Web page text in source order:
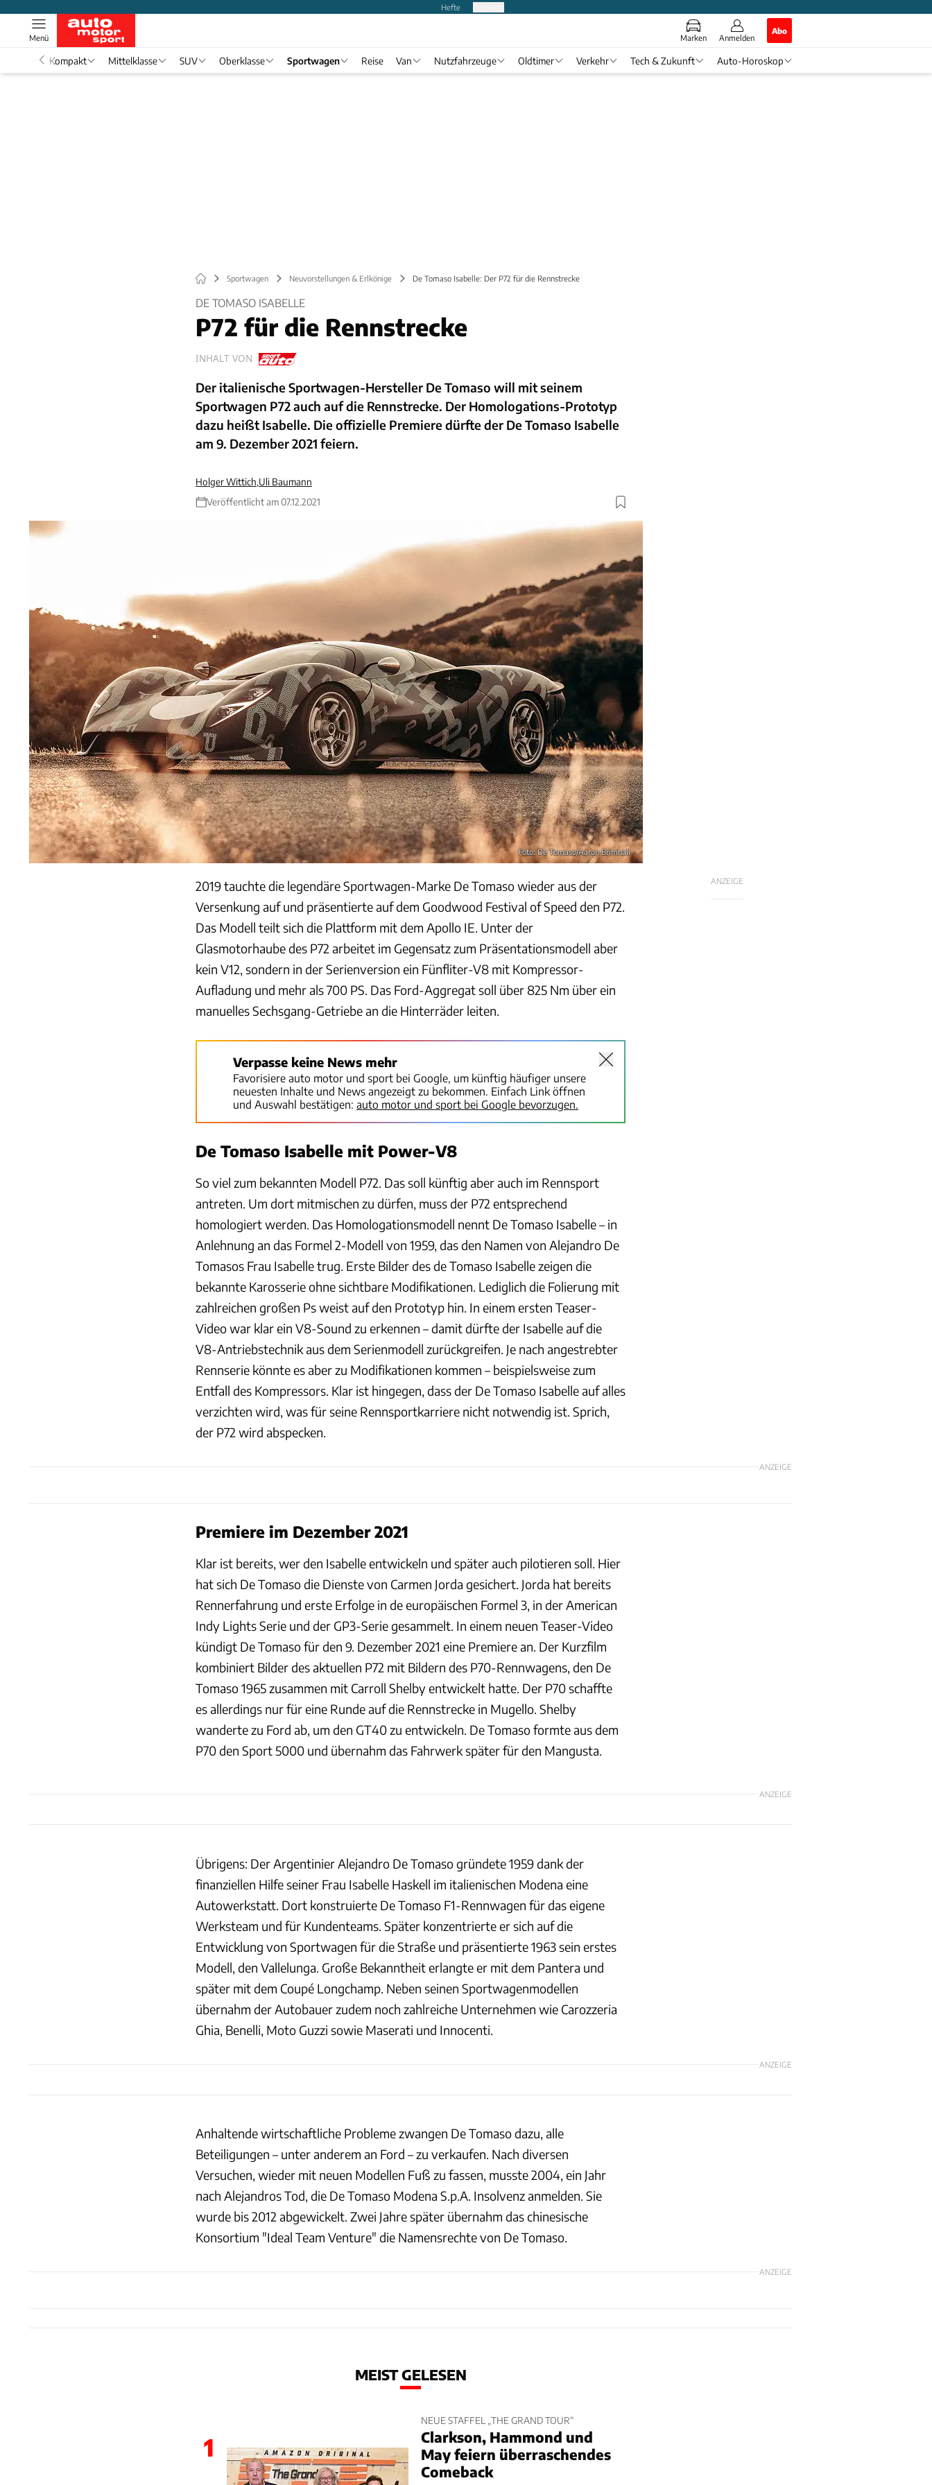
Hefte
Marken Anmelden
Abo
Menü
Kompakt Mittelklasse SUV Oberklasse Sportwagen Reise Van Nutzfahrzeuge Oldtimer Verkehr Tech & Zukunft Auto-Horoskop
Sportwagen Neuvorstellungen & Erlkönige De Tomaso Isabelle: Der P72 für die Rennstrecke
DE TOMASO ISABELLE
P72 für die Rennstrecke
INHALT VON
Der italienische Sportwagen-Hersteller De Tomaso will mit seinem
Sportwagen P72 auch auf die Rennstrecke. Der Homologations-Prototyp
dazu heißt Isabelle. Die offizielle Premiere dürfte der De Tomaso Isabelle
am 9. Dezember 2021 feiern.
Holger Wittich,Uli Baumann
Veröffentlicht am 07.12.2021
Foto: De Tomaso/Aaron Brimhall
ANZEIGE
2019 tauchte die legendäre Sportwagen-Marke De Tomaso wieder aus der
Versenkung auf und präsentierte auf dem Goodwood Festival of Speed den P72.
Das Modell teilt sich die Plattform mit dem Apollo IE. Unter der
Glasmotorhaube des P72 arbeitet im Gegensatz zum Präsentationsmodell aber
kein V12, sondern in der Serienversion ein Fünfliter-V8 mit Kompressor-
Aufladung und mehr als 700 PS. Das Ford-Aggregat soll über 825 Nm über ein
manuelles Sechsgang-Getriebe an die Hinterräder leiten.
Verpasse keine News mehr
Favorisiere auto motor und sport bei Google, um künftig häufiger unsere
neuesten Inhalte und News angezeigt zu bekommen. Einfach Link öffnen
und Auswahl bestätigen: auto motor und sport bei Google bevorzugen.
De Tomaso Isabelle mit Power-V8
So viel zum bekannten Modell P72. Das soll künftig aber auch im Rennsport
antreten. Um dort mitmischen zu dürfen, muss der P72 entsprechend
homologiert werden. Das Homologationsmodell nennt De Tomaso Isabelle – in
Anlehnung an das Formel 2-Modell von 1959, das den Namen von Alejandro De
Tomasos Frau Isabelle trug. Erste Bilder des de Tomaso Isabelle zeigen die
bekannte Karosserie ohne sichtbare Modifikationen. Lediglich die Folierung mit
zahlreichen großen Ps weist auf den Prototyp hin. In einem ersten Teaser-
Video war klar ein V8-Sound zu erkennen – damit dürfte der Isabelle auf die
V8-Antriebstechnik aus dem Serienmodell zurückgreifen. Je nach angestrebter
Rennserie könnte es aber zu Modifikationen kommen – beispielsweise zum
Entfall des Kompressors. Klar ist hingegen, dass der De Tomaso Isabelle auf alles
verzichten wird, was für seine Rennsportkarriere nicht notwendig ist. Sprich,
der P72 wird abspecken.
ANZEIGE
Premiere im Dezember 2021
Klar ist bereits, wer den Isabelle entwickeln und später auch pilotieren soll. Hier
hat sich De Tomaso die Dienste von Carmen Jorda gesichert. Jorda hat bereits
Rennerfahrung und erste Erfolge in de europäischen Formel 3, in der American
Indy Lights Serie und der GP3-Serie gesammelt. In einem neuen Teaser-Video
kündigt De Tomaso für den 9. Dezember 2021 eine Premiere an. Der Kurzfilm
kombiniert Bilder des aktuellen P72 mit Bildern des P70-Rennwagens, den De
Tomaso 1965 zusammen mit Carroll Shelby entwickelt hatte. Der P70 schaffte
es allerdings nur für eine Runde auf die Rennstrecke in Mugello. Shelby
wanderte zu Ford ab, um den GT40 zu entwickeln. De Tomaso formte aus dem
P70 den Sport 5000 und übernahm das Fahrwerk später für den Mangusta.
ANZEIGE
Übrigens: Der Argentinier Alejandro De Tomaso gründete 1959 dank der
finanziellen Hilfe seiner Frau Isabelle Haskell im italienischen Modena eine
Autowerkstatt. Dort konstruierte De Tomaso F1-Rennwagen für das eigene
Werksteam und für Kundenteams. Später konzentrierte er sich auf die
Entwicklung von Sportwagen für die Straße und präsentierte 1963 sein erstes
Modell, den Vallelunga. Große Bekanntheit erlangte er mit dem Pantera und
später mit dem Coupé Longchamp. Neben seinen Sportwagenmodellen
übernahm der Autobauer zudem noch zahlreiche Unternehmen wie Carozzeria
Ghia, Benelli, Moto Guzzi sowie Maserati und Innocenti.
ANZEIGE
Anhaltende wirtschaftliche Probleme zwangen De Tomaso dazu, alle
Beteiligungen – unter anderem an Ford – zu verkaufen. Nach diversen
Versuchen, wieder mit neuen Modellen Fuß zu fassen, musste 2004, ein Jahr
nach Alejandros Tod, die De Tomaso Modena S.p.A. Insolvenz anmelden. Sie
wurde bis 2012 abgewickelt. Zwei Jahre später übernahm das chinesische
Konsortium "Ideal Team Venture" die Namensrechte von De Tomaso.
ANZEIGE
MEIST GELESEN
1
NEUE STAFFEL „THE GRAND TOUR“
Clarkson, Hammond und
May feiern überraschendes
Comeback